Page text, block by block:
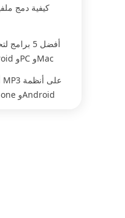
كيفية دمج
أفضل 5
لأجهزة iPhone وAndroid وPC وMac
Windows وMac وiPhone وAndroid